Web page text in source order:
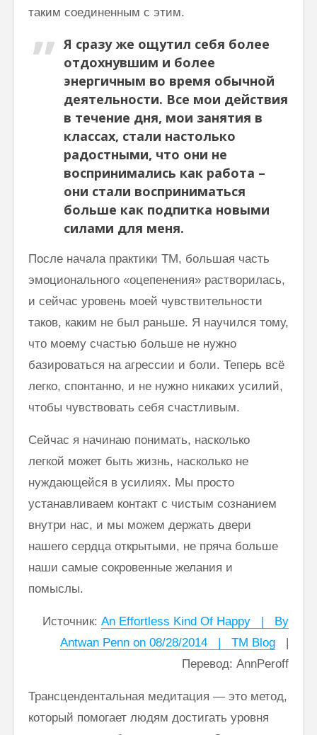
таким соединенным с этим.
Я сразу же ощутил себя более
отдохнувшим и более
энергичным во время обычной
деятельности. Все мои действия
в течение дня, мои занятия в
классах, стали настолько
радостными, что они не
воспринимались как работа –
они стали восприниматься
больше как подпитка новыми
силами для меня.
После начала практики ТМ, большая часть
эмоционального «оцепенения» растворилась,
и сейчас уровень моей чувствительности
таков, каким не был раньше. Я научился тому,
что моему счастью больше не нужно
базироваться на агрессии и боли. Теперь всё
легко, спонтанно, и не нужно никаких усилий,
чтобы чувствовать себя счастливым.
Сейчас я начинаю понимать, насколько
легкой может быть жизнь, насколько не
нуждающейся в усилиях. Мы просто
устанавливаем контакт с чистым сознанием
внутри нас, и мы можем держать двери
нашего сердца открытыми, не пряча больше
наши самые сокровенные желания и
помыслы.
Источник: An Effortless Kind Of Happy | By
Antwan Penn on 08/28/2014 | TM Blog |
Перевод: AnnPeroff
Трансцендентальная медитация — это метод,
который помогает людям достигать уровня